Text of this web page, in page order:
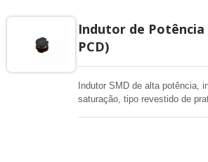
Indutor de Potência
PCD)
Indutor SMD de alta potência,
saturação, tipo revestido de